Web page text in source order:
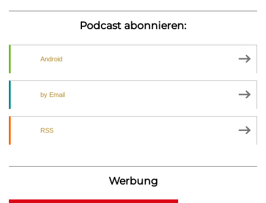
Podcast abonnieren:
Android
by Email
RSS
Werbung